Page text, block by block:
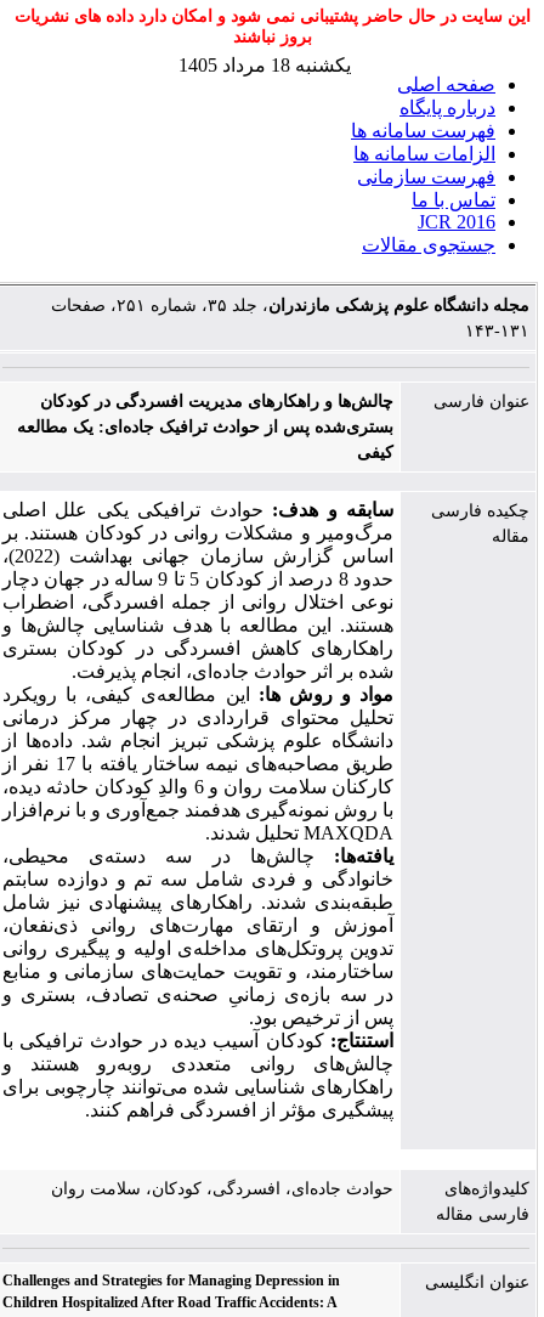
این سایت در حال حاضر پشتیبانی نمی شود و امکان دارد داده های نشریات
بروز نباشند
صفحه اصلی
درباره پایگاه
فهرست سامانه ها
الزامات سامانه ها
فهرست سازمانی
تماس با ما
JCR 2016
جستجوی مقالات
یکشنبه 18 مرداد 1405
مجله دانشگاه علوم پزشکی مازندران
، جلد ۳۵، شماره ۲۵۱، صفحات
۱۳۱-۱۴۳
عنوان فارسی
چالش‌ها و راهکارهای مدیریت افسردگی در کودکان
بستری‌شده پس از حوادث ترافیک جاده‌ای: یک مطالعه
کیفی
چکیده فارسی
مقاله
سابقه و هدف: حوادث ترافیکی یکی علل اصلی
مرگ‌ومیر و مشکلات روانی در کودکان هستند. بر
اساس گزارش سازمان جهانی بهداشت (2022)،
حدود 8 درصد از کودکان 5 تا 9 ساله در جهان دچار
نوعی اختلال روانی از جمله افسردگی، اضطراب
هستند. این مطالعه با هدف شناسایی چالش‌ها و
راهکارهای کاهش افسردگی در کودکان بستری
‌شده بر اثر حوادث جاده‌ای، انجام پذیرفت.
مواد و روشها: این مطالعه‌ی کیفی، با رویکرد
تحلیل محتوای قراردادی در چهار مرکز درمانی
دانشگاه علوم پزشکی تبریز انجام شد. داده‌ها از
طریق مصاحبه‌های نیمه‌ ساختار یافته با 17 نفر از
کارکنان سلامت روان و 6 والدِ کودکان حادثه ‌دیده،
با روش نمونه‌گیری هدفمند جمع‌آوری و با نرم‌افزار
MAXQDA تحلیل شدند.
یافتهها:
چالش‌ها در سه دسته‌ی محیطی،
خانوادگی و فردی شامل سه تم و دوازده سابتم
طبقه‌بندی شدند. راهکارهای پیشنهادی نیز شامل
آموزش و ارتقای مهارت‌های روانی ذی‌نفعان،
تدوین پروتکل‌های مداخله‌ی اولیه و پیگیری روانی
ساختارمند، و تقویت حمایت‌های سازمانی و منابع
در سه بازه‌ی زمانیِ صحنه‌ی تصادف، بستری و
پس از ترخیص بود.
استنتاج: کودکان آسیب ‌دیده در حوادث ترافیکی با
چالش‌های روانی متعددی روبه‌رو هستند و
راهکارهای شناسایی ‌شده می‌توانند چارچوبی برای
پیشگیری مؤثر از افسردگی فراهم کنند. ‌
کلیدواژه‌های
فارسی مقاله
حوادث جاده‌ای، افسردگی، کودکان، سلامت روان
عنوان انگلیسی
Challenges and Strategies for Managing Depression in
Children Hospitalized After Road Traffic Accidents: A